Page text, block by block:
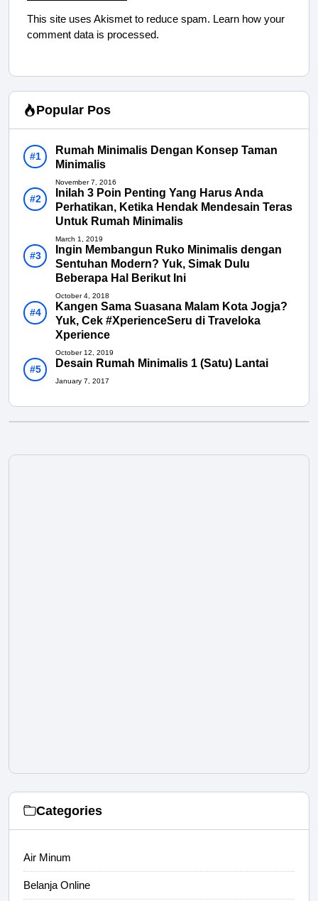
This site uses Akismet to reduce spam. Learn how your
comment data is processed.
Popular Pos
Rumah Minimalis Dengan Konsep Taman
Minimalis
November 7, 2016
Inilah 3 Poin Penting Yang Harus Anda
Perhatikan, Ketika Hendak Mendesain Teras
Untuk Rumah Minimalis
March 1, 2019
Ingin Membangun Ruko Minimalis dengan
Sentuhan Modern? Yuk, Simak Dulu
Beberapa Hal Berikut Ini
October 4, 2018
Kangen Sama Suasana Malam Kota Jogja?
Yuk, Cek #XperienceSeru di Traveloka
Xperience
October 12, 2019
Desain Rumah Minimalis 1 (Satu) Lantai
January 7, 2017
Categories
Air Minum
Belanja Online